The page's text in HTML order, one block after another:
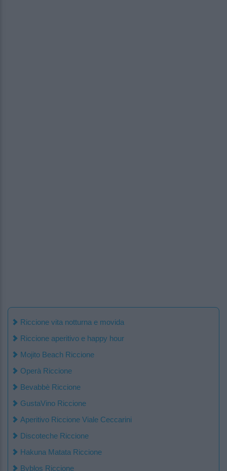
Riccione vita notturna e movida
Riccione aperitivo e happy hour
Mojito Beach Riccione
Operà Riccione
Bevabbè Riccione
GustaVino Riccione
Aperitivo Riccione Viale Ceccarini
Discoteche Riccione
Hakuna Matata Riccione
Byblos Riccione